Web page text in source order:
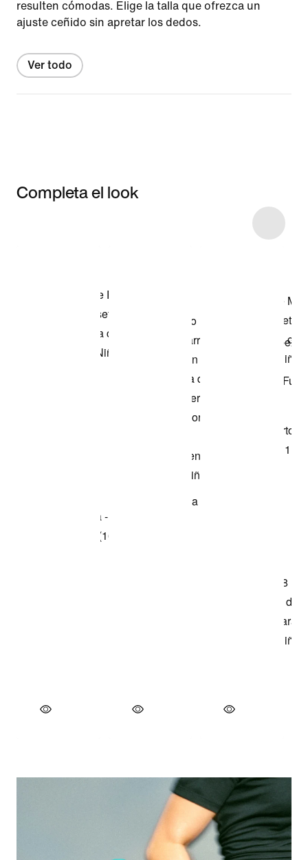
resulten cómodas. Elige la talla que ofrezca un
ajuste ceñido sin apretar los dedos.
Ver todo
Completa el look